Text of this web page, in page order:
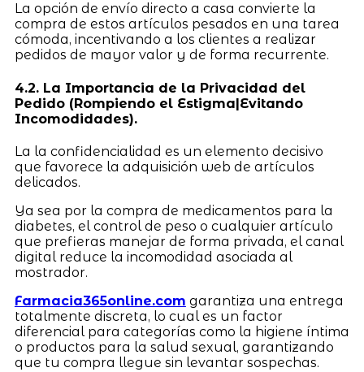
La opción de envío directo a casa convierte la
compra de estos artículos pesados en una tarea
cómoda, incentivando a los clientes a realizar
pedidos de mayor valor y de forma recurrente.
4.2. La Importancia de la Privacidad del
Pedido (Rompiendo el Estigma|Evitando
Incomodidades).
La la confidencialidad es un elemento decisivo
que favorece la adquisición web de artículos
delicados.
Ya sea por la compra de medicamentos para la
diabetes, el control de peso o cualquier artículo
que prefieras manejar de forma privada, el canal
digital reduce la incomodidad asociada al
mostrador.
Farmacia365online.com garantiza una entrega
totalmente discreta, lo cual es un factor
diferencial para categorías como la higiene íntima
o productos para la salud sexual, garantizando
que tu compra llegue sin levantar sospechas.